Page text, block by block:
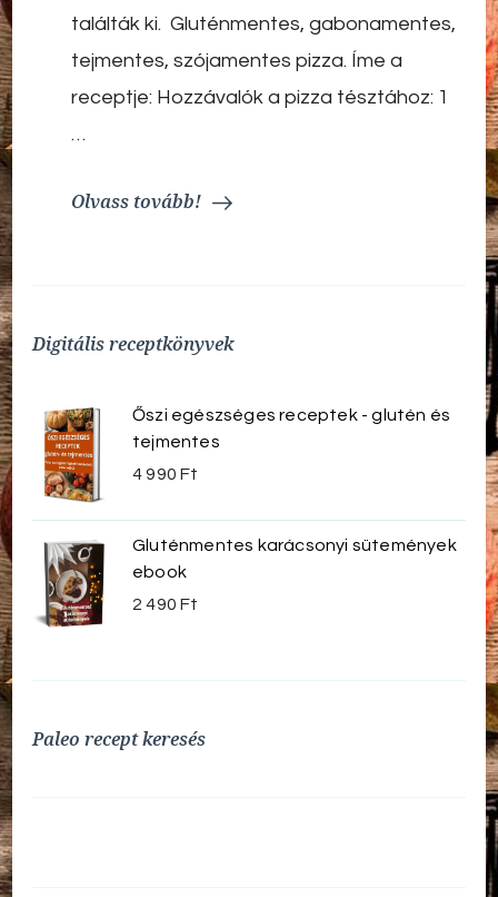
találták ki. Gluténmentes, gabonamentes,
tejmentes, szójamentes pizza. Íme a
receptje: Hozzávalók a pizza tésztához: 1
…
Olvass tovább!
Digitális receptkönyvek
Őszi egészséges receptek - glutén és
tejmentes
4 990Ft
Gluténmentes karácsonyi sütemények
ebook
2 490Ft
Paleo recept keresés